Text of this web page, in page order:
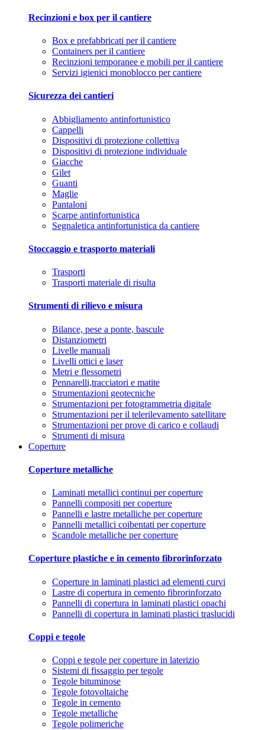
Recinzioni e box per il cantiere
Box e prefabbricati per il cantiere
Containers per il cantiere
Recinzioni temporanee e mobili per il cantiere
Servizi igienici monoblocco per cantiere
Sicurezza dei cantieri
Abbigliamento antinfortunistico
Cappelli
Dispositivi di protezione collettiva
Dispositivi di protezione individuale
Giacche
Gilet
Guanti
Maglie
Pantaloni
Scarpe antinfortunistica
Segnaletica antinfortunistica da cantiere
Stoccaggio e trasporto materiali
Trasporti
Trasporti materiale di risulta
Strumenti di rilievo e misura
Bilance, pese a ponte, bascule
Distanziometri
Livelle manuali
Livelli ottici e laser
Metri e flessometri
Pennarelli,tracciatori e matite
Strumentazioni geotecniche
Strumentazioni per fotogrammetria digitale
Strumentazioni per il telerilevamento satellitare
Strumentazioni per prove di carico e collaudi
Strumenti di misura
Coperture
Coperture metalliche
Laminati metallici continui per coperture
Pannelli compositi per coperture
Pannelli e lastre metalliche per coperture
Pannelli metallici coibentati per coperture
Scandole metalliche per coperture
Coperture plastiche e in cemento fibrorinforzato
Coperture in laminati plastici ad elementi curvi
Lastre di copertura in cemento fibrorinforzato
Pannelli di copertura in laminati plastici opachi
Pannelli di copertura in laminati plastici traslucidi
Coppi e tegole
Coppi e tegole per coperture in laterizio
Sistemi di fissaggio per tegole
Tegole bituminose
Tegole fotovoltaiche
Tegole in cemento
Tegole metalliche
Tegole polimeriche